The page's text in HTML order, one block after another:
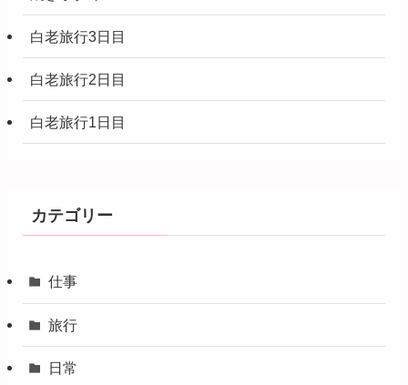
白老旅行3日目
白老旅行2日目
白老旅行1日目
カテゴリー
仕事
旅行
日常